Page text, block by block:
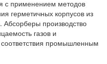
с применением методов
герметичных корпусов из
Абсорберы производство
газов и
промышленным